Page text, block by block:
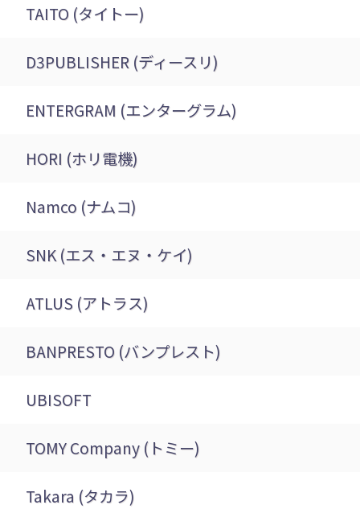
TAITO (タイトー)
D3PUBLISHER (ディースリ)
ENTERGRAM (エンターグラム)
HORI (ホリ電機)
Namco (ナムコ)
SNK (エス・エヌ・ケイ)
ATLUS (アトラス)
BANPRESTO (バンプレスト)
UBISOFT
TOMY Company (トミー)
Takara (タカラ)